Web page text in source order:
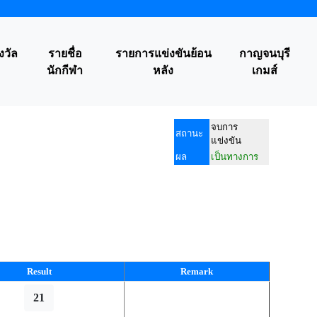
วัล
รายชื่อ
นักกีฬา
รายการแข่งขันย้อน
หลัง
กาญจนบุรี
เกมส์
สถานะ
จบการ
แข่งขัน
ผล
เป็นทางการ
Result Remark
21